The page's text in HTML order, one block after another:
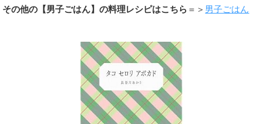
その他の【男子ごはん】の料理レシピはこちら ＝＞ 男子ごはん